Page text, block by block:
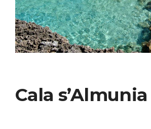
Cala s’Almunia